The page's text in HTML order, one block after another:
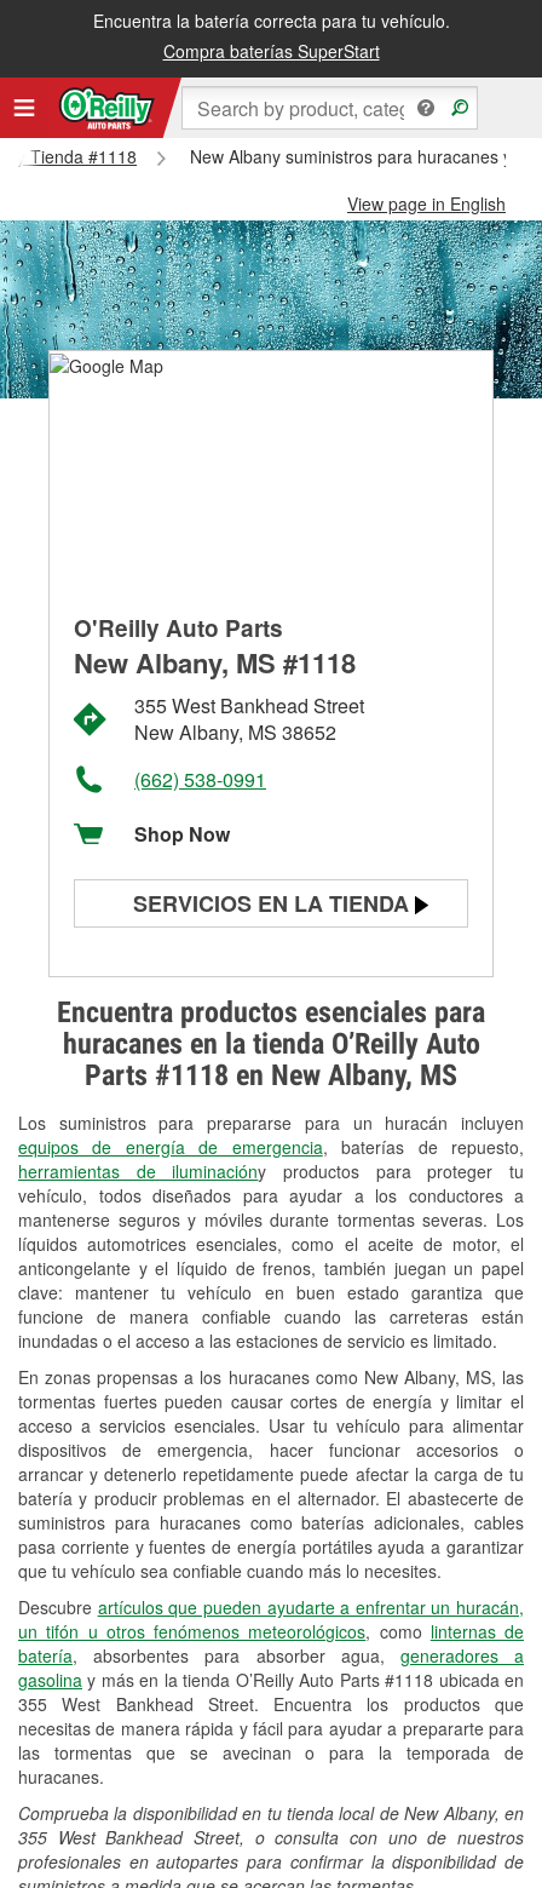
Encuentra la batería correcta para tu vehículo.
Compra baterías SuperStart
Tienda #1118
New Albany suministros para huracanes y
View page in English
Encuentra productos esenciales para
huracanes en la tienda O’Reilly Auto
Parts #1118 en New Albany, MS
Los suministros para prepararse para un huracán incluyen
equipos de energía de emergencia, baterías de repuesto,
herramientas de iluminacióny productos para proteger tu
vehículo, todos diseñados para ayudar a los conductores a
mantenerse seguros y móviles durante tormentas severas. Los
líquidos automotrices esenciales, como el aceite de motor, el
anticongelante y el líquido de frenos, también juegan un papel
clave: mantener tu vehículo en buen estado garantiza que
funcione de manera confiable cuando las carreteras están
inundadas o el acceso a las estaciones de servicio es limitado.
En zonas propensas a los huracanes como New Albany, MS, las
tormentas fuertes pueden causar cortes de energía y limitar el
acceso a servicios esenciales. Usar tu vehículo para alimentar
dispositivos de emergencia, hacer funcionar accesorios o
arrancar y detenerlo repetidamente puede afectar la carga de tu
batería y producir problemas en el alternador. El abastecerte de
suministros para huracanes como baterías adicionales, cables
pasa corriente y fuentes de energía portátiles ayuda a garantizar
que tu vehículo sea confiable cuando más lo necesites.
Descubre artículos que pueden ayudarte a enfrentar un huracán,
un tifón u otros fenómenos meteorológicos, como linternas de
batería, absorbentes para absorber agua, generadores a
gasolina y más en la tienda O’Reilly Auto Parts #1118 ubicada en
355 West Bankhead Street. Encuentra los productos que
necesitas de manera rápida y fácil para ayudar a prepararte para
las tormentas que se avecinan o para la temporada de
huracanes.
Comprueba la disponibilidad en tu tienda local de New Albany, en
355 West Bankhead Street, o consulta con uno de nuestros
profesionales en autopartes para confirmar la disponibilidad de
O'Reilly Auto Parts
New Albany, MS #1118
355 West Bankhead Street
New Albany, MS 38652
(662) 538-0991
Shop Now
SERVICIOS EN LA TIENDA
Prueba de alternadores y
arrancadores
Revisión de la luz "Check Engine"
Reciclaje de baterías y aceite
Instalación de bombillas de faros
Instalación de limpiaparabrisas
Programa de Préstamo de
Herramientas
Rectificación de tambores y discos de
freno
Mangueras hidráulicas a la medida
Hurricane Supplies
Conoce más